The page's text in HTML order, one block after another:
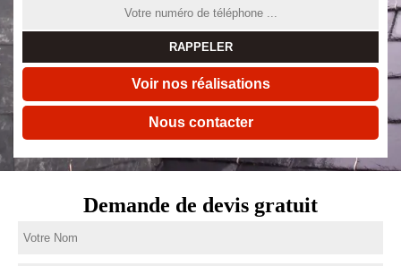
Voir nos réalisations
Nous contacter
Demande de devis gratuit